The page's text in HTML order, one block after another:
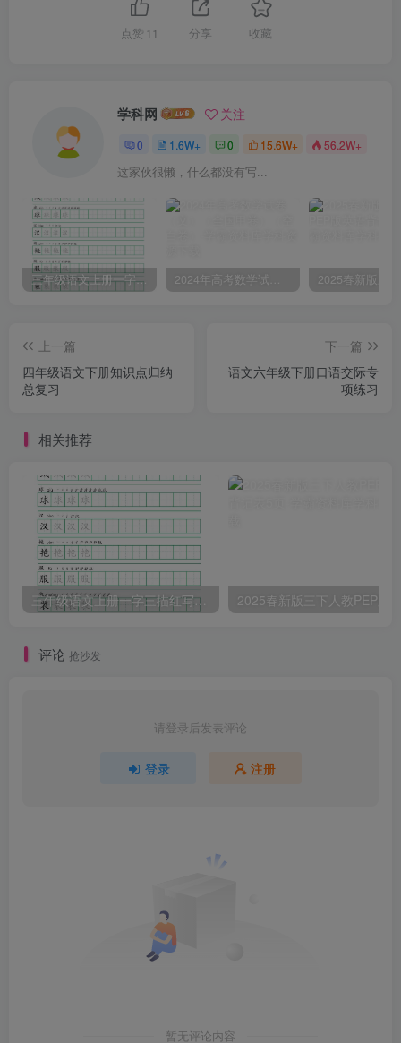
点赞 11 分享 收藏
学科网 关注
0 1.6W+ 0 15.6W+ 56.2W+
这家伙很懒，什么都没有写...
三年级语文上册一字三描红写字表字帖 2024年高考数学试卷（文）（全国甲卷）（空白卷）
上一篇
四年级语文下册知识点归纳
总复习
下一篇
语文六年级下册口语交际专
项练习
相关推荐
三年级语文上册一字三描红写字表字帖
评论 抢沙发
请登录后发表评论
登录 注册
暂无评论内容